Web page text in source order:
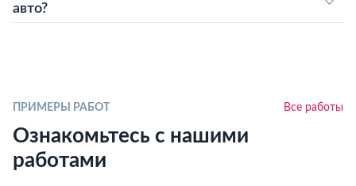
авто?
ПРИМЕРЫ РАБОТ Все работы
Ознакомьтесь с нашими
работами